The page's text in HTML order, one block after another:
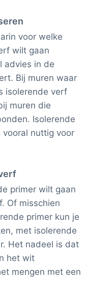
voor welke
wilt gaan
advies in de
Bij muren waar
isolerende verf
muren die
Isolerende
nuttig voor
primer wilt gaan
Of misschien
primer kun je
met isolerende
Het nadeel is dat
het wit
mengen met een